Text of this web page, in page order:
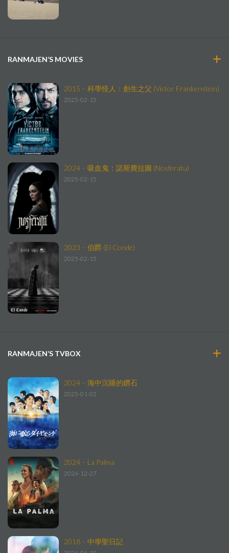
RANMAJEN’S MOVIES
2015 – 科學怪人：創生之父 (Victor Frankenstein)
2025-02-15
2024 – 吸血鬼：諾斯費拉圖 (Nosferatu)
2025-02-15
2023 – 伯爵 (El Conde)
2025-02-15
RANMAJEN’S TVBOX
2024 – 海中沉睡的鑽石
2025-01-02
2024 – La Palma
2024-12-27
2018 – 中學聖日記